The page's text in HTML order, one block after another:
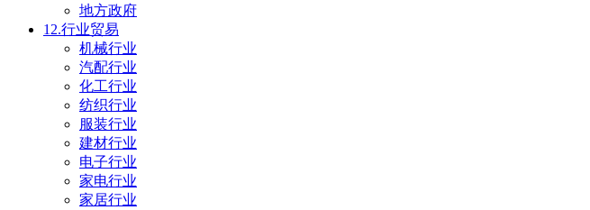
地方政府
12.行业贸易
机械行业
汽配行业
化工行业
纺织行业
服装行业
建材行业
电子行业
家电行业
家居行业